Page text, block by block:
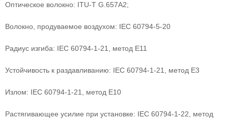
Оптическое волокно: ITU-T G.657A2;
Волокно, продуваемое воздухом: IEC 60794-5-20
Радиус изгиба: IEC 60794-1-21, метод E11
Устойчивость к раздавливанию: IEC 60794-1-21, метод E3
Излом: IEC 60794-1-21, метод E10
Растягивающее усилие при установке: IEC 60794-1-22, метод